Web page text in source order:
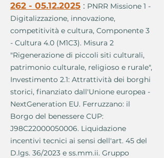
262 - 05.12.2025 : PNRR Missione 1 -
Digitalizzazione, innovazione,
competitività e cultura, Componente 3
- Cultura 4.0 (M1C3). Misura 2
"Rigenerazione di piccoli siti culturali,
patrimonio culturale, religioso e rurale",
Investimento 2.1: Attrattività dei borghi
storici, finanziato dall'Unione europea -
NextGeneration EU. Ferruzzano: il
Borgo del benessere CUP:
J98C22000050006. Liquidazione
incentivi tecnici ai sensi dell'art. 45 del
D.lgs. 36/2023 e ss.mm.ii. Gruppo